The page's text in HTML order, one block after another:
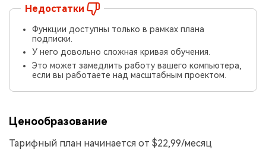
Недостатки
Функции доступны только в рамках плана
подписки.
У него довольно сложная кривая обучения.
Это может замедлить работу вашего компьютера,
если вы работаете над масштабным проектом.
Ценообразование
Тарифный план начинается от $22,99/месяц